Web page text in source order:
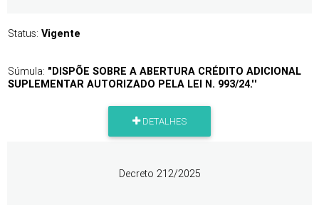
Status: Vigente
Súmula: "DISPÕE SOBRE A ABERTURA CRÉDITO ADICIONAL
SUPLEMENTAR AUTORIZADO PELA LEI N. 993/24.''
DETALHES
Decreto 212/2025